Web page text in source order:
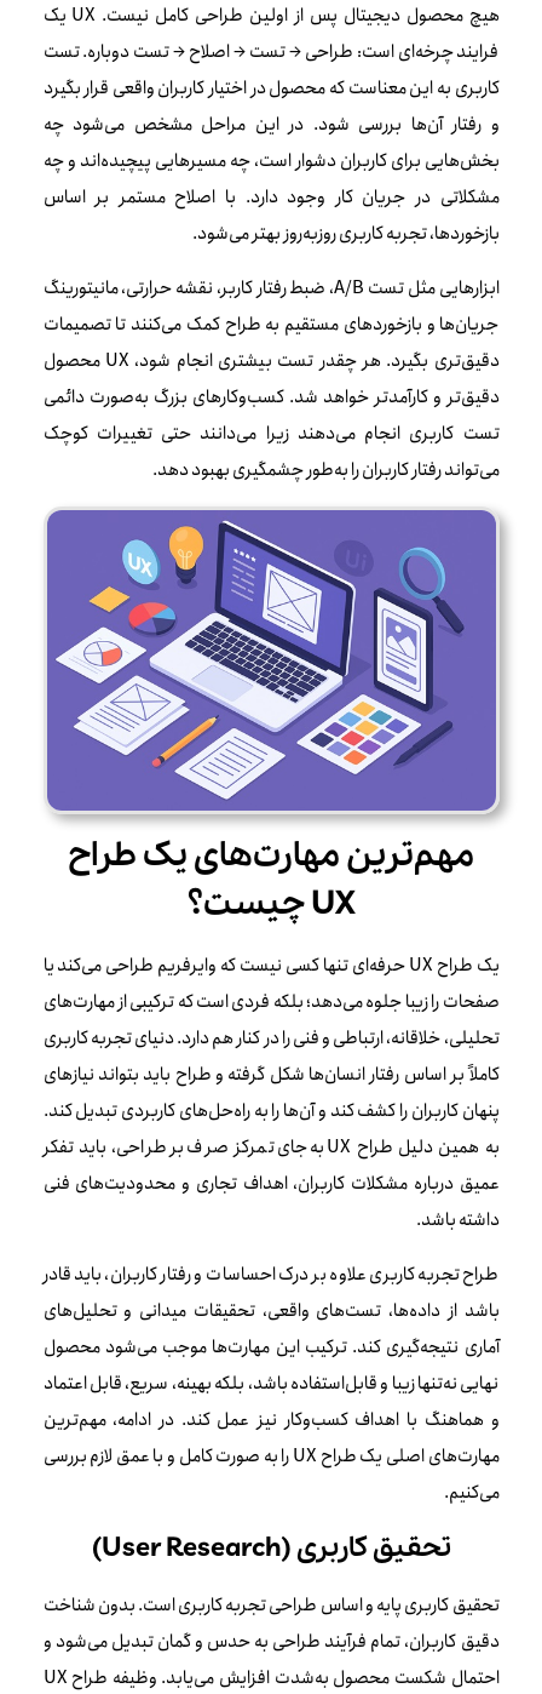
هیچ محصول دیجیتال پس از اولین طراحی کامل نیست. UX یک
فرایند چرخه‌ای است: طراحی → تست → اصلاح → تست دوباره. تست
کاربری به این معناست که محصول در اختیار کاربران واقعی قرار بگیرد
و رفتار آن‌ها بررسی شود. در این مراحل مشخص می‌شود چه
بخش‌هایی برای کاربران دشوار است، چه مسیرهایی پیچیده‌اند و چه
مشکلاتی در جریان کار وجود دارد. با اصلاح مستمر بر اساس
بازخوردها، تجربه کاربری روزبه‌روز بهتر می‌شود.
ابزارهایی مثل تست A/B، ضبط رفتار کاربر، نقشه حرارتی، مانیتورینگ
جریان‌ها و بازخوردهای مستقیم به طراح کمک می‌کنند تا تصمیمات
دقیق‌تری بگیرد. هر چقدر تست بیشتری انجام شود، UX محصول
دقیق‌تر و کارآمدتر خواهد شد. کسب‌وکارهای بزرگ به‌صورت دائمی
تست کاربری انجام می‌دهند زیرا می‌دانند حتی تغییرات کوچک
می‌تواند رفتار کاربران را به‌طور چشمگیری بهبود دهد.
مهم‌ترین مهارت‌های یک طراح
UX چیست؟
یک طراح UX حرفه‌ای تنها کسی نیست که وایرفریم طراحی می‌کند یا
صفحات را زیبا جلوه می‌دهد؛ بلکه فردی است که ترکیبی از مهارت‌های
تحلیلی، خلاقانه، ارتباطی و فنی را در کنار هم دارد. دنیای تجربه کاربری
کاملاً بر اساس رفتار انسان‌ها شکل گرفته و طراح باید بتواند نیازهای
پنهان کاربران را کشف کند و آن‌ها را به راه‌حل‌های کاربردی تبدیل کند.
به همین دلیل طراح UX به‌جای تمرکز صرف بر طراحی، باید تفکر
عمیق درباره مشکلات کاربران، اهداف تجاری و محدودیت‌های فنی
داشته باشد.
طراح تجربه کاربری علاوه بر درک احساسات و رفتار کاربران، باید قادر
باشد از داده‌ها، تست‌های واقعی، تحقیقات میدانی و تحلیل‌های
آماری نتیجه‌گیری کند. ترکیب این مهارت‌ها موجب می‌شود محصول
نهایی نه‌تنها زیبا و قابل‌استفاده باشد، بلکه بهینه، سریع، قابل اعتماد
و هماهنگ با اهداف کسب‌وکار نیز عمل کند. در ادامه، مهم‌ترین
مهارت‌های اصلی یک طراح UX را به صورت کامل و با عمق لازم بررسی
می‌کنیم.
تحقیق کاربری (User Research)
تحقیق کاربری پایه و اساس طراحی تجربه کاربری است. بدون شناخت
دقیق کاربران، تمام فرآیند طراحی به حدس و گمان تبدیل می‌شود و
احتمال شکست محصول به‌شدت افزایش می‌یابد. وظیفه طراح UX